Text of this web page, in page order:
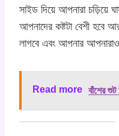
সাইড দিয়ে আপনারা চড়িয়ে
আপনাদের কষ্টটা বেশী হবে আর
লাগবে এবং আপনার
Read more বাঁশের শুট